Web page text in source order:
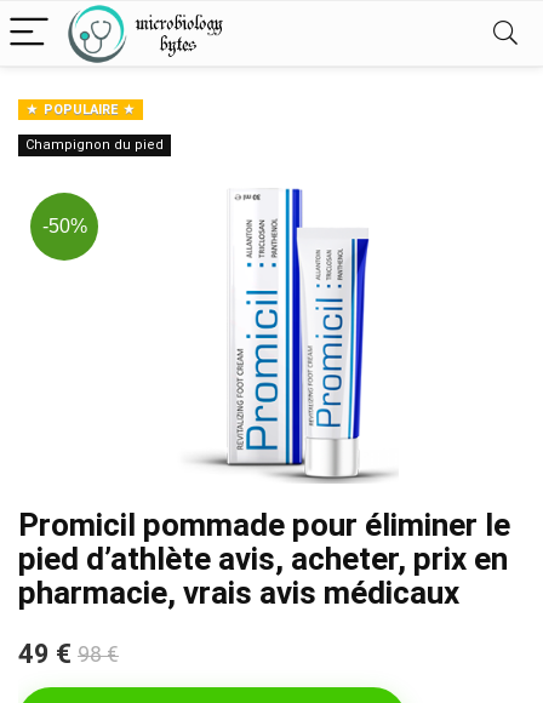
POPULAIRE
Champignon du pied
-50%
Promicil pommade pour éliminer le
pied d’athlète avis, acheter, prix en
pharmacie, vrais avis médicaux
49 € 98 €